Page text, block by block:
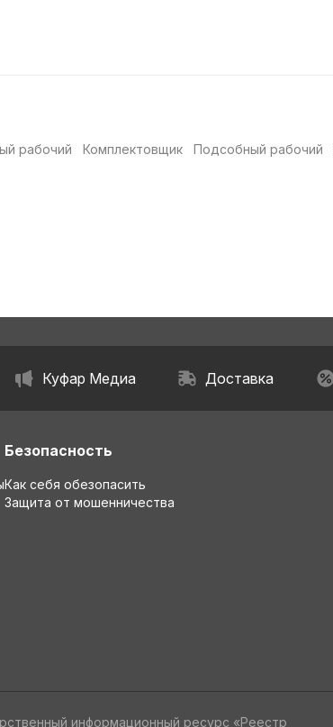
рабочий Комплектовщик Подсобный рабочий
Куфар Медиа Доставка
Безопасность
Как себя обезопасить
Защита от мошенничества
информационный ресурс «Реестр